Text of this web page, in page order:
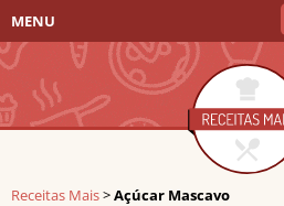
MENU
Receitas Mais>Açúcar Mascavo